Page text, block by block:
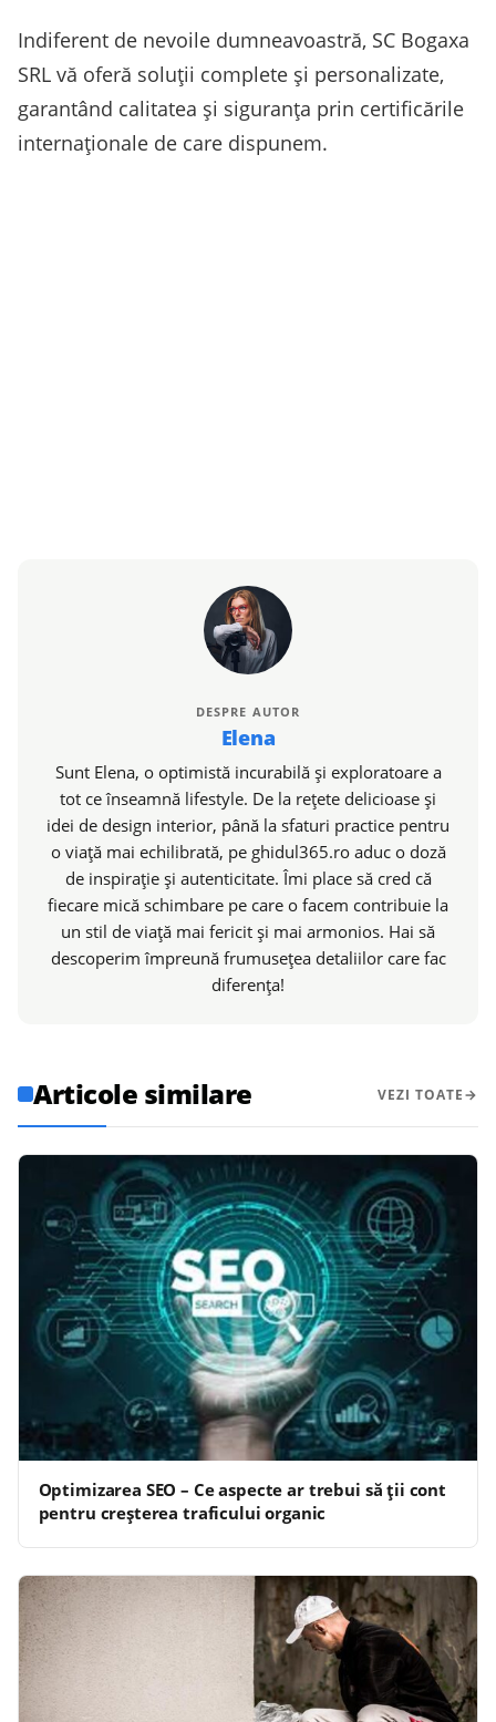
Indiferent de nevoile dumneavoastră, SC Bogaxa
SRL vă oferă soluții complete și personalizate,
garantând calitatea și siguranța prin certificările
internaționale de care dispunem.
DESPRE AUTOR
Elena
Sunt Elena, o optimistă incurabilă și exploratoare a
tot ce înseamnă lifestyle. De la rețete delicioase și
idei de design interior, până la sfaturi practice pentru
o viață mai echilibrată, pe ghidul365.ro aduc o doză
de inspirație și autenticitate. Îmi place să cred că
fiecare mică schimbare pe care o facem contribuie la
un stil de viață mai fericit și mai armonios. Hai să
descoperim împreună frumusețea detaliilor care fac
diferența!
Articole similare VEZI TOATE
Optimizarea SEO – Ce aspecte ar trebui să ții cont
pentru creșterea traficului organic